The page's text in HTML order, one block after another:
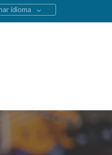
idioma